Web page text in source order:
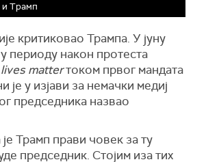
и Трамп
критиковао Трампа. У јуну
периоду након протеста
matterтоком првог мандата
је у изјави за немачки медиј
председника назвао
Трамп прави човек за ту
председник. Стојим иза тих